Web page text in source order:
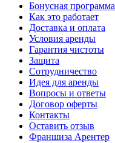
Бонусная программа
Как это работает
Доставка и оплата
Условия аренды
Гарантия чистоты
Защита
Сотрудничество
Идея для аренды
Вопросы и ответы
Договор оферты
Контакты
Оставить отзыв
Франшиза Арентер